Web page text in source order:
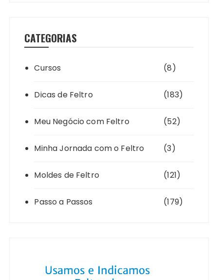
CATEGORIAS
Cursos (8)
Dicas de Feltro (183)
Meu Negócio com Feltro (52)
Minha Jornada com o Feltro (3)
Moldes de Feltro (121)
Passo a Passos (179)